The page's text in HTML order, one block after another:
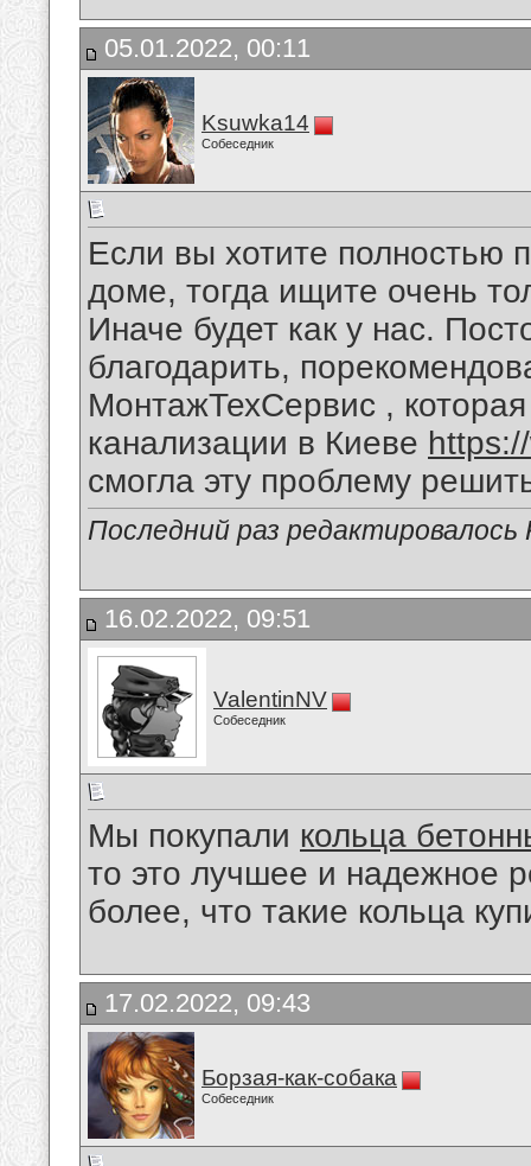
05.01.2022, 00:11
Ksuwka14
Собеседник
Если вы хотите полностью
доме, тогда ищите очень
Иначе будет как у нас.
благодарить,
МонтажТехСервис ,
канализации в Киеве
смогла эту проблему
Последний раз
16.02.2022, 09:51
ValentinNV
Собеседник
Мы покупали кольца
то это лучшее и надежное
более, что такие кольца
17.02.2022, 09:43
Борзая-как-собака
Собеседник